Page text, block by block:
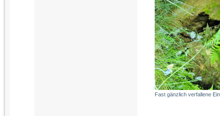
Fast gänzlich verfallene